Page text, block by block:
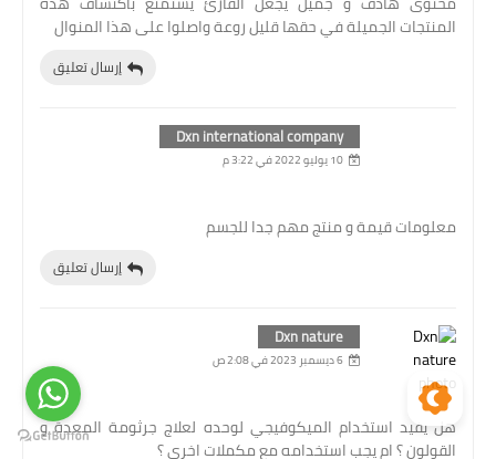
المنتجات الجميلة في حقها قليل روعة واصلوا على هذا المنوال
إرسال تعليق
Dxn international company
10 يوليو 2022 في 3:22 م
معلومات قيمة و منتج مهم جدا للجسم
إرسال تعليق
Dxn nature
6 ديسمبر 2023 في 2:08 ص
هل يفيد استخدام الميكوفيجي لوحده لعلاج جرثومة المعدة و
القولون ؟ ام يجب استخدامه مع مكملات اخرى ؟